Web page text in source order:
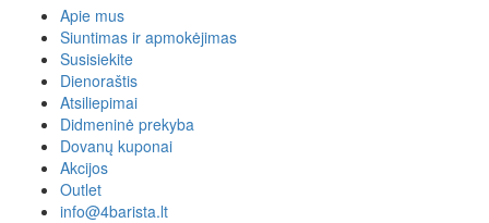
Apie mus
Siuntimas ir apmokėjimas
Susisiekite
Dienoraštis
Atsiliepimai
Didmeninė prekyba
Dovanų kuponai
Akcijos
Outlet
info@4barista.lt